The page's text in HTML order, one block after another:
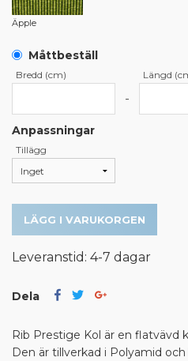
Äpple
Måttbeställ
Bredd (cm)
-
Längd
Anpassningar
Tillägg
LÄGG I VARUKORGEN
Leveranstid: 4-7 dagar
Dela
Rib Prestige Kol är en flatvävd
Den är tillverkad i Polyamid